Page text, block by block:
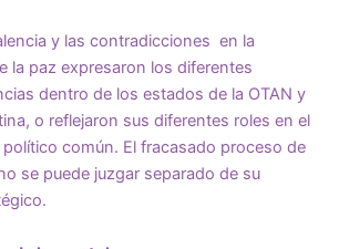
y las contradicciones en la
la paz expresaron los diferentes
dentro de los estados de la OTAN y
o reflejaron sus diferentes roles en el
común. El fracasado proceso de
se puede juzgar separado de su